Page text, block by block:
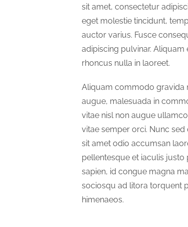
sit amet, consectetur
eget molestie tincidunt,
auctor varius. Fusce
adipiscing pulvinar.
rhoncus nulla in laoreet.
Aliquam commodo gravida
augue, malesuada in
vitae nisl non augue
vitae semper orci. Nunc
sit amet odio accumsan
pellentesque et iaculis justo
sapien, id congue magna
sociosqu ad litora torquent
himenaeos.